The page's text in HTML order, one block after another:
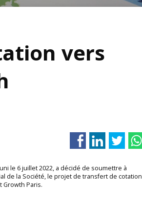
vers
le 6 juillet 2022, a décidé de soumettre à
de la Société, le projet de transfert de cotation
Growth Paris.